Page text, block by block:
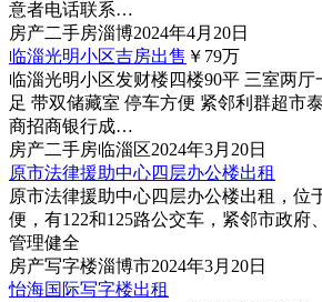
意者电话联系…
房产二手房淄博2024年4月20日
临淄光明小区吉房出售 ￥79万
临淄光明小区发财楼四楼90平 三室两
足 带双储藏室 停车方便 紧邻利群超市
商招商银行成…
房产二手房临淄区2024年3月20日
原市法律援助中心四层办公楼出租
原市法律援助中心四层办公楼出租，位
便，有122和125路公交车，紧邻市政府
管理健全
房产写字楼淄博市2024年3月20日
怡海国际写字楼出租